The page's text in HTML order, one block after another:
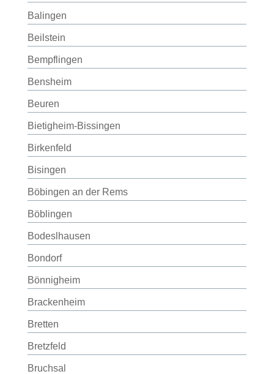
Balingen
Beilstein
Bempflingen
Bensheim
Beuren
Bietigheim-Bissingen
Birkenfeld
Bisingen
Böbingen an der Rems
Böblingen
Bodeslhausen
Bondorf
Bönnigheim
Brackenheim
Bretten
Bretzfeld
Bruchsal